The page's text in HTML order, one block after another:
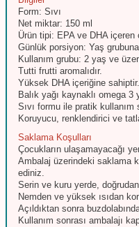
Form: Sıvı
Net miktar: 150 ml
Ürün tipi: EPA ve DHA içeren
Günlük porsiyon: Yaş
Kullanım grubu: 2 yaş ve
Tutti frutti aromalıdır.
Yüksek DHA içeriğine sahiptir.
Balık yağı kaynaklı omega 3
Sıvı formu ile pratik kullanım
Koruyucu, renklendirici ve
Saklama Koşulları
Çocukların ulaşamayacağı
Ambalaj üzerindeki saklama
ediniz.
Serin ve kuru yerde,
Nemden ve yüksek ısıdan
Açıldıktan sonra
Kullanım sonrası ambalajı